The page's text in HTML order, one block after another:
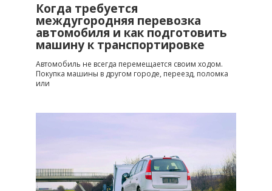
Когда требуется
междугородняя перевозка
автомобиля и как подготовить
машину к транспортировке
Автомобиль не всегда перемещается своим ходом.
Покупка машины в другом городе, переезд, поломка
или